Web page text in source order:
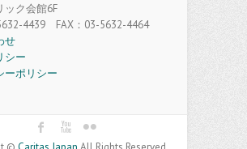
ック会館6F
4439 FAX：03-5632-4464
せ
シー
ーポリシー